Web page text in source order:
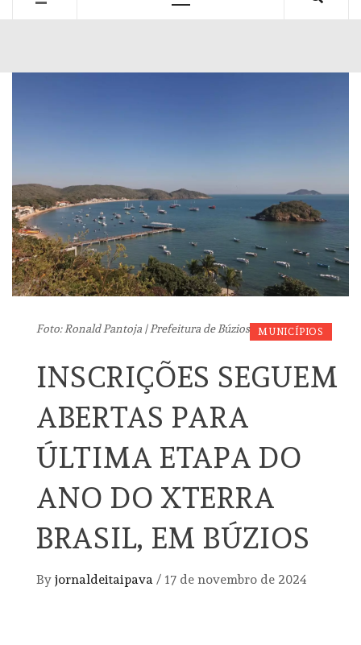
Foto: Ronald Pantoja | Prefeitura de Búzios MUNICÍPIOS
INSCRIÇÕES SEGUEM
ABERTAS PARA
ÚLTIMA ETAPA DO
ANO DO XTERRA
BRASIL, EM BÚZIOS
By jornaldeitaipava / 17 de novembro de 2024